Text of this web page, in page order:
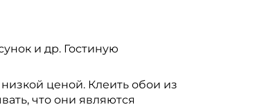
и др. Гостиную
ценой. Клеить обои из
что они являются